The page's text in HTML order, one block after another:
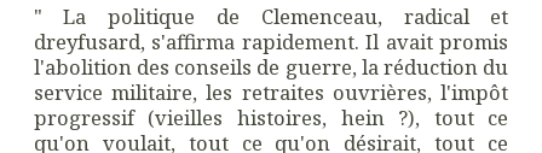
" La politique de Clemenceau, radical et
dreyfusard, s'affirma rapidement. Il avait promis
l'abolition des conseils de guerre, la réduction du
service militaire, les retraites ouvrières, l'impôt
progressif (vieilles histoires, hein ?), tout ce
qu'on voulait, tout ce qu'on désirait, tout ce